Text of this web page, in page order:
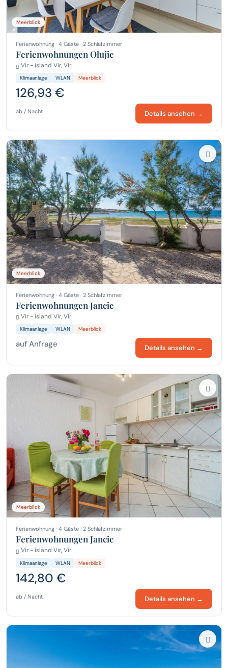
Meerblick
Ferienwohnung · 4 Gäste · 2 Schlafzimmer
Ferienwohnungen Olujic
Vir - island Vir, Vir
Klimaanlage WLAN Meerblick
126,93 €
ab / Nacht Details ansehen →
Meerblick
Ferienwohnung · 4 Gäste · 2 Schlafzimmer
Ferienwohnungen Jancic
Vir - island Vir, Vir
Klimaanlage WLAN Meerblick
auf Anfrage Details ansehen →
Meerblick
Ferienwohnung · 4 Gäste · 2 Schlafzimmer
Ferienwohnungen Jancic
Vir - island Vir, Vir
Klimaanlage WLAN Meerblick
142,80 €
ab / Nacht Details ansehen →